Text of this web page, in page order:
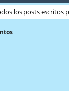
los posts escritos